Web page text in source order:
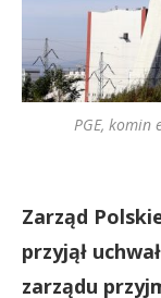
PGE, komin
Zarząd
przyjął
zarządu